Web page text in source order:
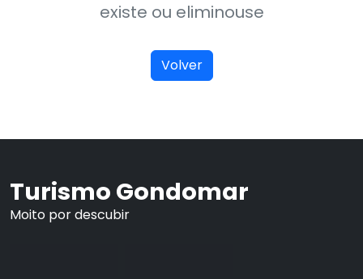
existe ou eliminouse
Volver
Turismo Gondomar
Moito por descubir